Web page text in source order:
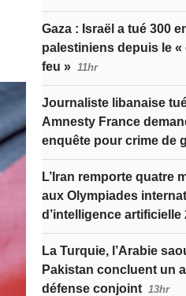
Gaza : Israël a tué 300
palestiniens depuis le «
feu » 11hr
Journaliste libanaise
Amnesty France
enquête pour crime de
L’Iran remporte quatre
aux Olympiades
d’intelligence artificielle
La Turquie, l’Arabie
Pakistan concluent un
défense conjoint 13hr